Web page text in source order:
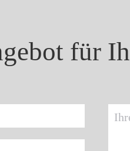
für